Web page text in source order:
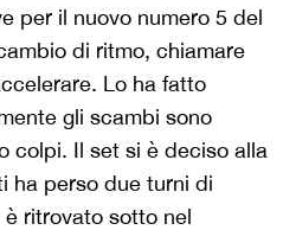
per il nuovo numero 5 del
di ritmo, chiamare
Lo ha fatto
gli scambi sono
colpi. Il set si è deciso alla
ha perso due turni di
ritrovato sotto nel